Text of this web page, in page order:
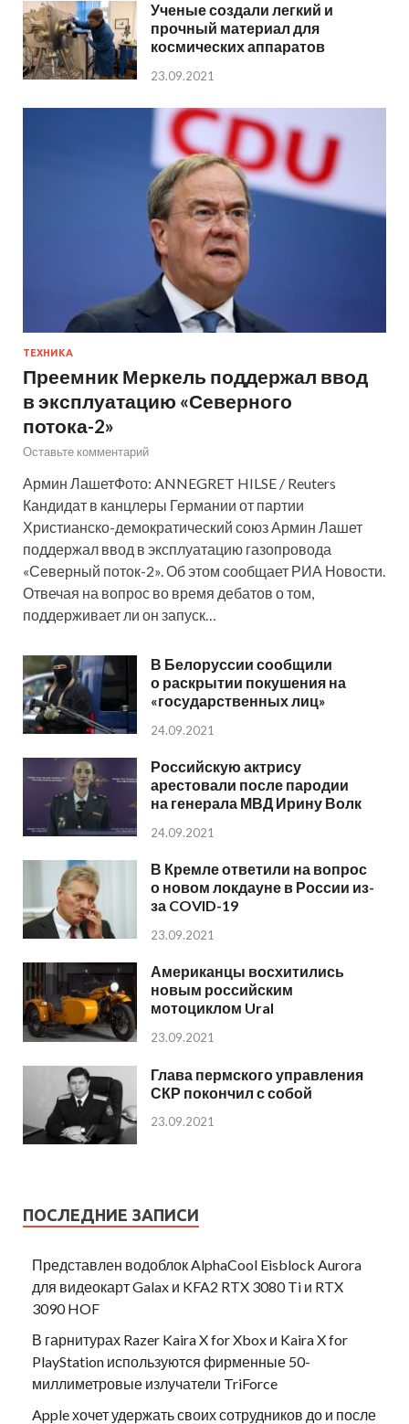
Ученые создали легкий и
прочный материал для
космических аппаратов
23.09.2021
ТЕХНИКА
Преемник Меркель поддержал ввод
в эксплуатацию «Северного
потока-2»
Оставьте комментарий
Армин ЛашетФото: ANNEGRET HILSE / Reuters
Кандидат в канцлеры Германии от партии
Христианско-демократический союз Армин Лашет
поддержал ввод в эксплуатацию газопровода
«Северный поток-2». Об этом сообщает РИА Новости.
Отвечая на вопрос во время дебатов о том,
поддерживает ли он запуск…
В Белоруссии сообщили
о раскрытии покушения на
«государственных лиц»
24.09.2021
Российскую актрису
арестовали после пародии
на генерала МВД Ирину Волк
24.09.2021
В Кремле ответили на вопрос
о новом локдауне в России из-
за COVID-19
23.09.2021
Американцы восхитились
новым российским
мотоциклом Ural
23.09.2021
Глава пермского управления
СКР покончил с собой
23.09.2021
ПОСЛЕДНИЕ ЗАПИСИ
Представлен водоблок AlphaCool Eisblock Aurora
для видеокарт Galax и KFA2 RTX 3080 Ti и RTX
3090 HOF
В гарнитурах Razer Kaira X for Xbox и Kaira X for
PlayStation используются фирменные 50-
миллиметровые излучатели TriForce
Apple хочет удержать своих сотрудников до и после